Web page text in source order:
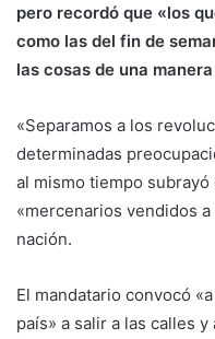
pero recordó que «los
como las del fin de
las cosas de una
«Separamos a los
determinadas
al mismo tiempo
«mercenarios vendidos
nación.
El mandatario convocó
país» a salir a las calles